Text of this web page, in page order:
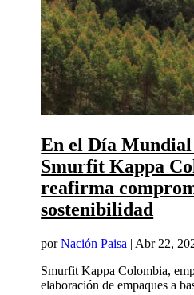
En el Día
Smurfit Kappa
reafirma
sostenibilidad
porNación Paisa | Abr 22,
Smurfit Kappa Colombia,
elaboración de empaques a